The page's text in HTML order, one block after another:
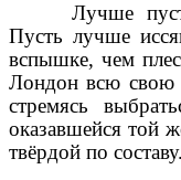
Лучше
Пусть лучше
вспышке, чем
Лондон всю свою
стремясь
оказавшейся той
твёрдой по составу.